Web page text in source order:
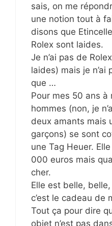
sais, on me
une notion tout à
disons que
Rolex sont laides.
Je n’ai pas de
laides) mais je n’ai
que …
Pour mes 50 ans à
hommes (non, je
deux amants mais
garçons) se sont
une Tag Heuer.
000 euros mais
cher.
Elle est belle,
c’est le cadeau de
Tout ça pour dire
objet n’est pas